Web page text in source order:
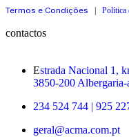
Termos e Condições Política
contactos
Estrada Nacional 1,
3850-200 Albergaria-
234 524 744 | 925
geral@acma.com.pt